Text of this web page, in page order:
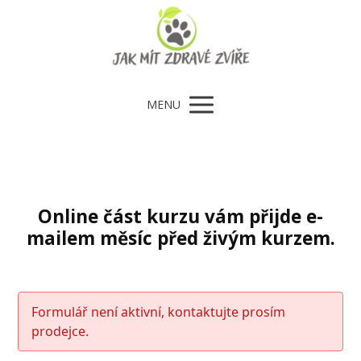
MENU
Online část kurzu vám přijde e-
mailem měsíc před živým kurzem.
Formulář není aktivní, kontaktujte prosím
prodejce.